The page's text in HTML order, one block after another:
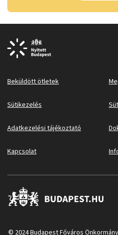
Beküldött ötletek
Sütikezelés
Adatkezelési tájékoztató
Kapcsolat
© 2024 Budapest Főváros